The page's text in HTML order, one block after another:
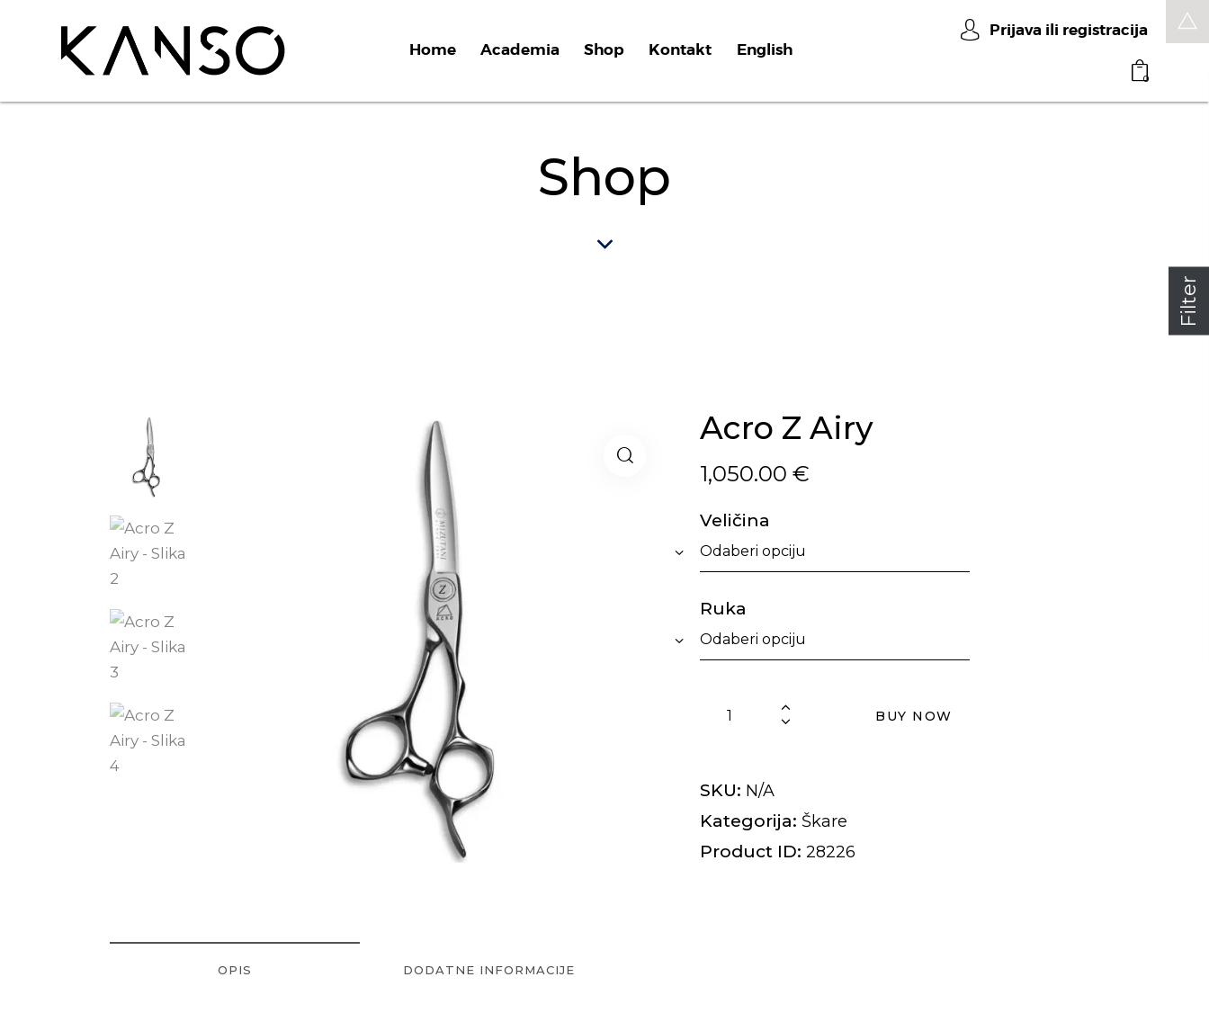
Home Academia Shop Kontakt English
Prijava ili registracija
0
Shop
Filter
Acro Z Airy
1,050.00 €
Veličina
Ruka
BUY NOW
SKU: N/A
Kategorija: Škare
Product ID: 28226
OPIS DODATNE INFORMACIJE